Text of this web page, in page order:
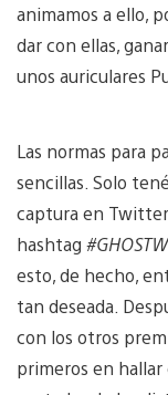
animamos a ello,
dar con ellas,
unos auriculares
Las normas para
sencillas. Solo
captura en
hashtag
esto, de hecho,
tan deseada.
con los otros
primeros en